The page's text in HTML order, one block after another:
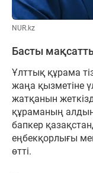
NUR.kz
Басты
Ұлттық құрама
жаңа қызметіне
жатқанын
құраманың
бапкер
еңбекқорлығы
өтті.